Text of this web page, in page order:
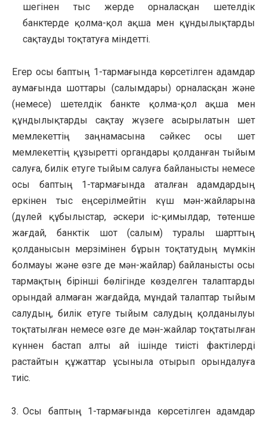
шегінен тыс жерде орналасқан шетелдік
банктерде қолма-қол ақша мен құндылықтарды
сақтауды тоқтатуға міндетті.
Егер осы баптың 1-тармағында көрсетілген адамдар
аумағында шоттары (салымдары) орналасқан және
(немесе) шетелдік банкте қолма-қол ақша мен
құндылықтарды сақтау жүзеге асырылатын шет
мемлекеттің заңнамасына сәйкес осы шет
мемлекеттің құзыретті органдары қолданған тыйым
салуға, билік етуге тыйым салуға байланысты немесе
осы баптың 1-тармағында аталған адамдардың
еркінен тыс еңсерілмейтін күш мән-жайларына
(дүлей құбылыстар, әскери іс-қимылдар, төтенше
жағдай, банктік шот (салым) туралы шарттың
қолданысын мерзімінен бұрын тоқтатудың мүмкін
болмауы және өзге де мән-жайлар) байланысты осы
тармақтың бірінші бөлігінде көзделген талаптарды
орындай алмаған жағдайда, мұндай талаптар тыйым
салудың, билік етуге тыйым салудың қолданылуы
тоқтатылған немесе өзге де мән-жайлар тоқтатылған
күннен бастап алты ай ішінде тиісті фактілерді
растайтын құжаттар ұсыныла отырып орындалуға
тиіс.
Осы баптың 1-тармағында көрсетілген адамдар